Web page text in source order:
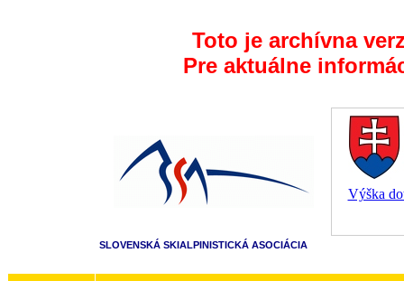
Toto je archívna
Pre aktuálne
Výška
SLOVENSKÁ SKIALPINISTICKÁ ASOCIÁCIA